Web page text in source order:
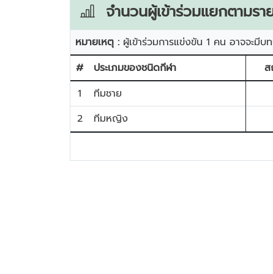
จำนวนผู้เข้าร่วมแยกตามร
หมายเหตุ : ผู้เข้าร่วมการแข่งขัน 1 คน อาจจะมี
#
ประเภมของชนิดกีฬา ส
1
ทีมชาย
2
ทีมหญิง